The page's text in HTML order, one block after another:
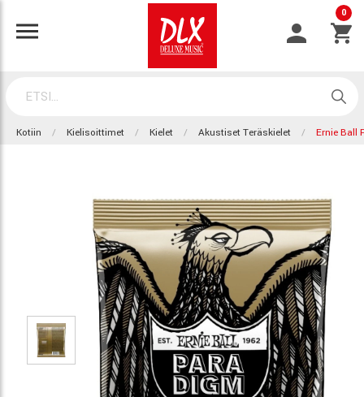
0
Kotiin Kielisoittimet Kielet Akustiset Teräskielet Ernie Ball